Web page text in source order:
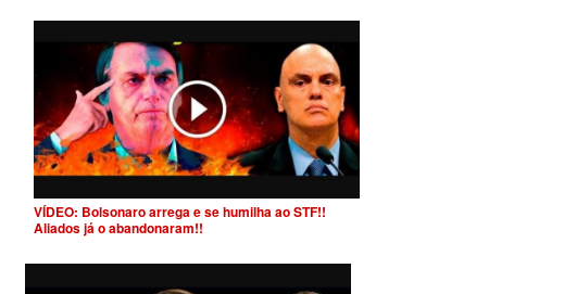
VÍDEO: Bolsonaro arrega e se humilha ao STF!!
Aliados já o abandonaram!!